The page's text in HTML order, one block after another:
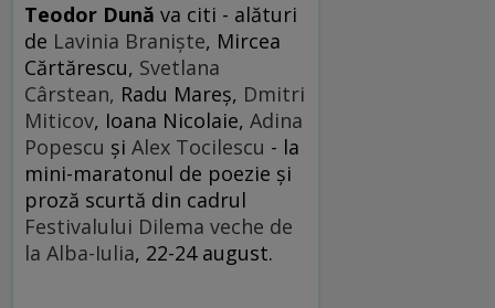
Teodor Dună va citi - alături
de Lavinia Branişte, Mircea
Cărtărescu, Svetlana
Cârstean, Radu Mareş, Dmitri
Miticov, Ioana Nicolaie, Adina
Popescu şi Alex Tocilescu - la
mini-maratonul de poezie şi
proză scurtă din cadrul
Festivalului Dilema veche de
la Alba-Iulia, 22-24 august.